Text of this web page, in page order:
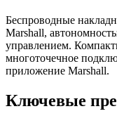
Беспроводные
Marshall,
управлением.
многоточечное
приложение Marshall.
Ключевые